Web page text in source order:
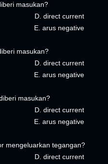
masukan?
current
negative
masukan?
current
negative
masukan?
current
negative
mengeluarkan tegangan?
current